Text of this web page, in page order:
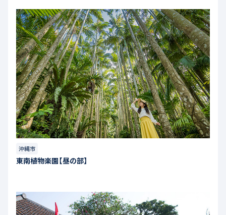
沖縄市
東南植物楽園【昼の部】